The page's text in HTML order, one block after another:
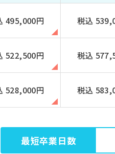
495,000円 税込
522,500円 税込
528,000円 税込
最短卒業日数